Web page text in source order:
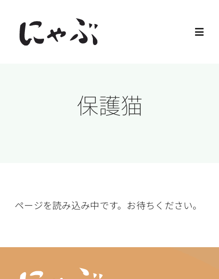
content
ご支援
保護猫
ページを読み込み中です。お待ちください。